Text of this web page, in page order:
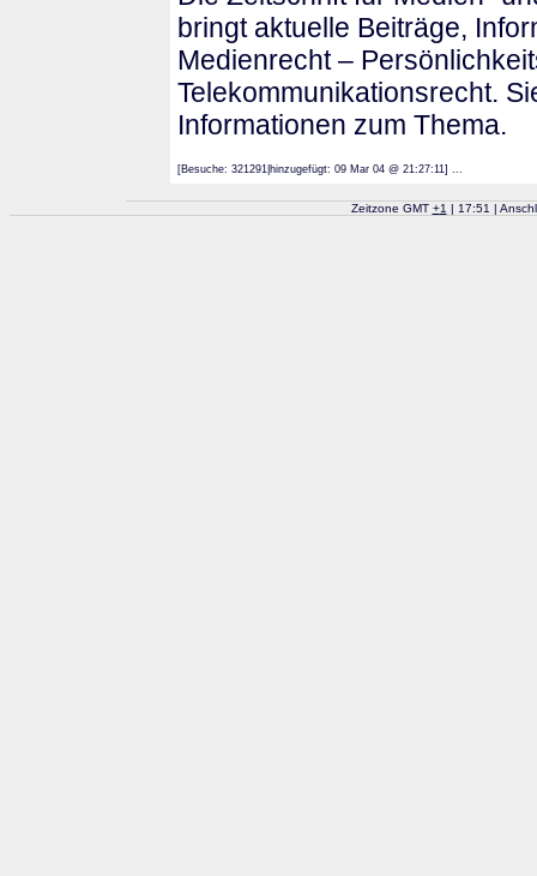
bringt aktuelle Beiträge,
Medienrecht –
Telekommunikationsrecht.
Informationen zum Thema.
[Besuche: 321291|hinzugefügt: 09 Mar 04 @ 21:27:11] ...
Zeitzone GMT +1 | 17:51 |